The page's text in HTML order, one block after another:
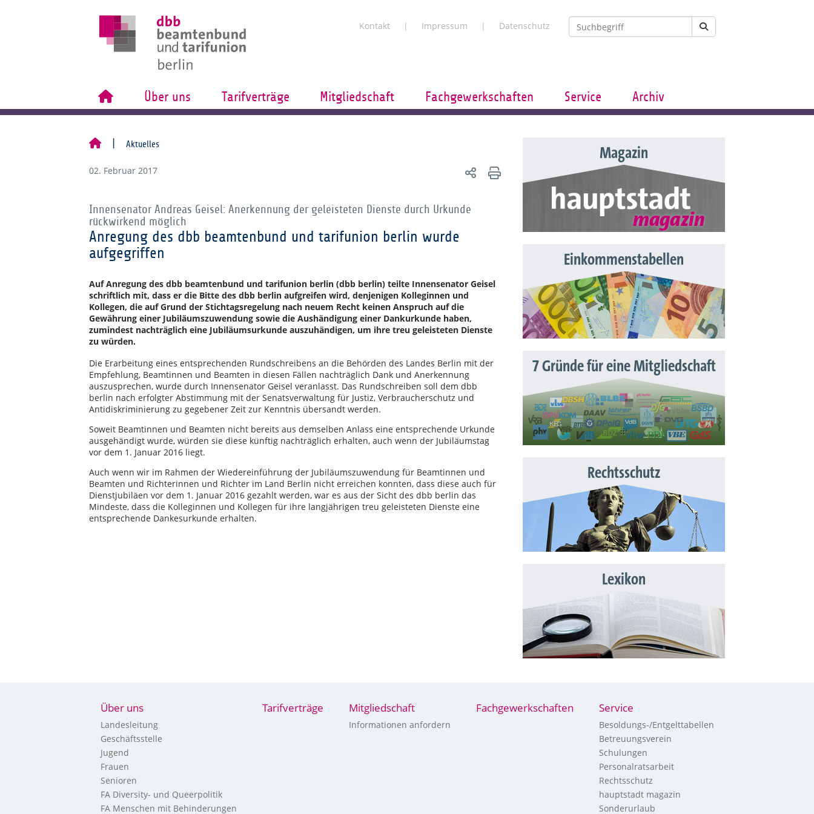
Kontakt Impressum Datenschutz
Über uns Tarifverträge Mitgliedschaft Fachgewerkschaften Service Archiv
Aktuelles
02. Februar 2017
Innensenator Andreas Geisel: Anerkennung der geleisteten Dienste durch Urkunde
rückwirkend möglich
Anregung des dbb beamtenbund und tarifunion berlin wurde
aufgegriffen
Auf Anregung des dbb beamtenbund und tarifunion berlin (dbb berlin) teilte Innensenator Geisel
schriftlich mit, dass er die Bitte des dbb berlin aufgreifen wird, denjenigen Kolleginnen und
Kollegen, die auf Grund der Stichtagsregelung nach neuem Recht keinen Anspruch auf die
Gewährung einer Jubiläumszuwendung sowie die Aushändigung einer Dankurkunde haben,
zumindest nachträglich eine Jubiläumsurkunde auszuhändigen, um ihre treu geleisteten Dienste
zu würden.
Die Erarbeitung eines entsprechenden Rundschreibens an die Behörden des Landes Berlin mit der
Empfehlung, Beamtinnen und Beamten in diesen Fällen nachträglich Dank und Anerkennung
auszusprechen, wurde durch Innensenator Geisel veranlasst. Das Rundschreiben soll dem dbb
berlin nach erfolgter Abstimmung mit der Senatsverwaltung für Justiz, Verbraucherschutz und
Antidiskriminierung zu gegebener Zeit zur Kenntnis übersandt werden.
Soweit Beamtinnen und Beamten nicht bereits aus demselben Anlass eine entsprechende Urkunde
ausgehändigt wurde, würden sie diese künftig nachträglich erhalten, auch wenn der Jubiläumstag
vor dem 1. Januar 2016 liegt.
Auch wenn wir im Rahmen der Wiedereinführung der Jubiläumszuwendung für Beamtinnen und
Beamten und Richterinnen und Richter im Land Berlin nicht erreichen konnten, dass diese auch für
Dienstjubiläen vor dem 1. Januar 2016 gezahlt werden, war es aus der Sicht des dbb berlin das
Mindeste, dass die Kolleginnen und Kollegen für ihre langjährigen treu geleisteten Dienste eine
entsprechende Dankesurkunde erhalten.
Magazin
Einkommenstabellen
7 Gründe für eine Mitgliedschaft
Rechtsschutz
Lexikon
Über uns
Landesleitung
Geschäftsstelle
Jugend
Frauen
Senioren
FA Diversity- und Queerpolitik
FA Menschen mit Behinderungen
Tarifverträge Mitgliedschaft
Informationen anfordern
Fachgewerkschaften Service
Besoldungs-/Entgelttabellen
Betreuungsverein
Schulungen
Personalratsarbeit
Rechtsschutz
hauptstadt magazin
Sonderurlaub